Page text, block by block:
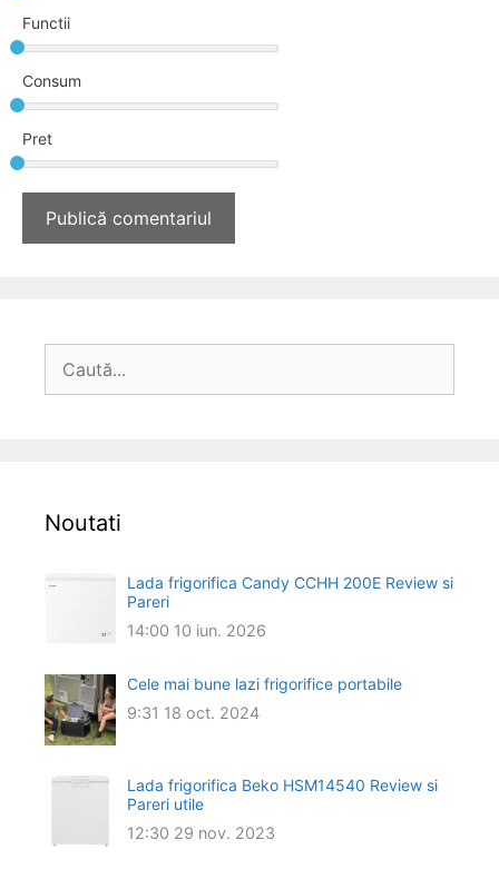
Functii
Consum
Pret
după:
Noutati
Lada frigorifica Candy CCHH 200E Review si
Pareri
14:00 10 iun. 2026
Cele mai bune lazi frigorifice portabile
9:31 18 oct. 2024
Lada frigorifica Beko HSM14540 Review si
Pareri utile
12:30 29 nov. 2023